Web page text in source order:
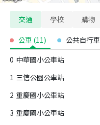
交通 學校 購物
公車 (11) 公共自行車
0 中華國小公車站
1 三信公園公車站
2 重慶國小公車站
3 重慶國小公車站